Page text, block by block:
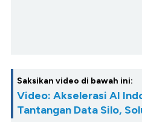
Saksikan video di bawah ini:
Video: Akselerasi AI
Tantangan Data Silo,